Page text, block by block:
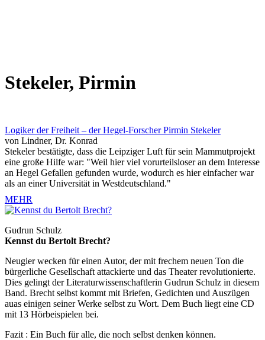
Stekeler, Pirmin
Logiker der Freiheit – der Hegel-Forscher Pirmin Stekeler
von Lindner, Dr. Konrad
Stekeler bestätigte, dass die Leipziger Luft für sein Mammutprojekt
eine große Hilfe war: "Weil hier viel vorurteilsloser an dem Interesse
an Hegel Gefallen gefunden wurde, wodurch es hier einfacher war
als an einer Universität in Westdeutschland."
MEHR
Gudrun Schulz
Kennst du Bertolt Brecht?
Neugier wecken für einen Autor, der mit frechem neuen Ton die
bürgerliche Gesellschaft attackierte und das Theater revolutionierte.
Dies gelingt der Literaturwissenschaftlerin Gudrun Schulz in diesem
Band. Brecht selbst kommt mit Briefen, Gedichten und Auszügen
auas einigen seiner Werke selbst zu Wort. Dem Buch liegt eine CD
mit 13 Hörbeispielen bei.
Fazit : Ein Buch für alle, die noch selbst denken können.